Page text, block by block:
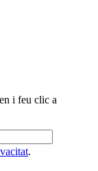
i feu clic a
.